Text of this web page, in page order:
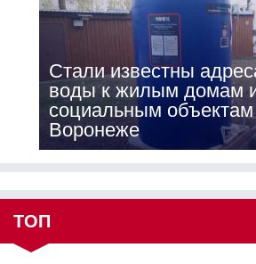
Стали известны
воды к жилым домам
социальным
Воронеже
ТОП